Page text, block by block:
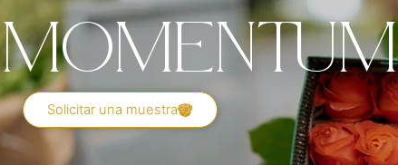
Momentum
Solicitar una muestra